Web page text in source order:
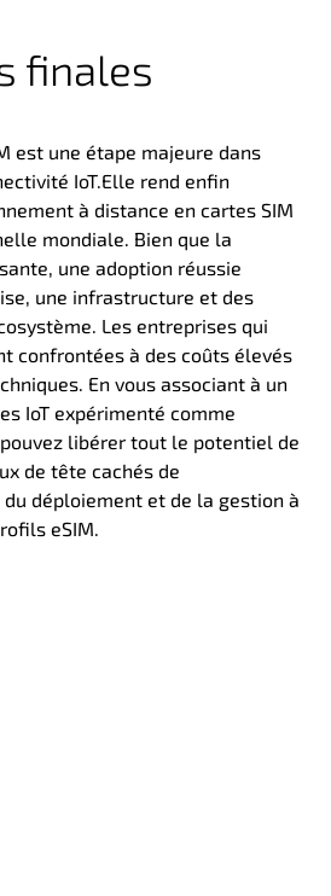
finales
est une étape majeure dans
IoT.Elle rend enfin
à distance en cartes SIM
mondiale. Bien que la
une adoption réussie
une infrastructure et des
Les entreprises qui
confrontées à des coûts élevés
En vous associant à un
IoT expérimenté comme
libérer tout le potentiel de
de tête cachés de
déploiement et de la gestion à
eSIM.